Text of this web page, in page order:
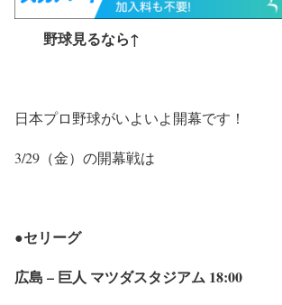
野球見るなら↑
日本プロ野球がいよいよ開幕です！
3/29（金）の開幕戦は
●セリーグ
広島 – 巨人 マツダスタジアム 18:00